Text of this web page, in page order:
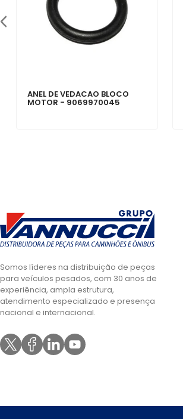
ANEL DE VEDACAO BLOCO
MOTOR - 9069970045
Somos líderes na distribuição de peças
para veículos pesados, com 30 anos de
experiência, ampla estrutura,
atendimento especializado e presença
nacional e internacional.